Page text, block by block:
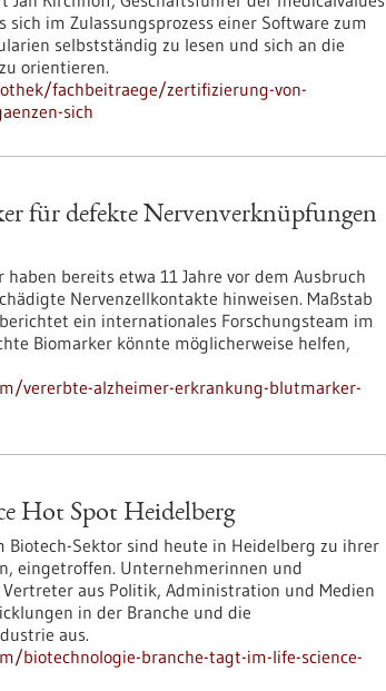
sich im Zulassungsprozess einer Software zum
selbstständig zu lesen und sich an die
orientieren.
fachbeitraege/zertifizierung-von-
sich
für defekte Nervenverknüpfungen
bereits etwa 11 Jahre vor dem Ausbruch
Nervenzellkontakte hinweisen. Maßstab
ein internationales Forschungsteam im
Biomarker könnte möglicherweise helfen,
vererbte-alzheimer-erkrankung-blutmarker-
Hot Spot Heidelberg
Sektor sind heute in Heidelberg zu ihrer
eingetroffen. Unternehmerinnen und
aus Politik, Administration und Medien
in der Branche und die
aus.
biotechnologie-branche-tagt-im-life-science-